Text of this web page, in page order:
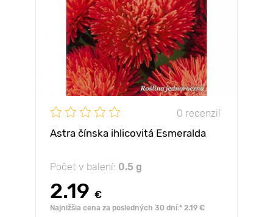
0 recenzií
Astra čínska ihlicovitá Esmeralda
Počet v balení: 0.5 g
2.19 €
Najnižšia cena za posledných 30 dní:* 2.19 €